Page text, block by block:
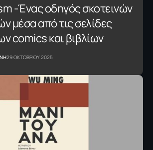
-Ένας οδηγός σκοτεινών
μέσα από τις σελίδες
comics και βιβλίων
29 ΟΚΤΩΒΡΙΟΥ 2025